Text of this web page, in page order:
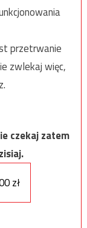
przetrwanie
zwlekaj więc,
czekaj zatem
zł